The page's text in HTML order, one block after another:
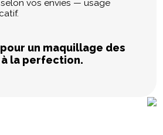
selon vos envies — usage
un maquillage des
la perfection.